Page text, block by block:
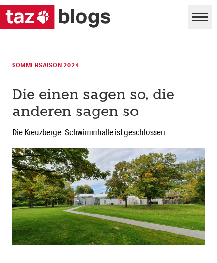
SOMMERSAISON 2024
Die einen sagen so, die
anderen sagen so
Die Kreuzberger Schwimmhalle ist geschlossen